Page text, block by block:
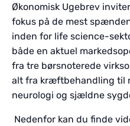
Økonomisk Ugebrev
fokus på de mest
inden for life science-
både en aktuel
fra tre børsnoterede
alt fra kræftbehandling til
neurologi og sjældne
Nedenfor kan du finde